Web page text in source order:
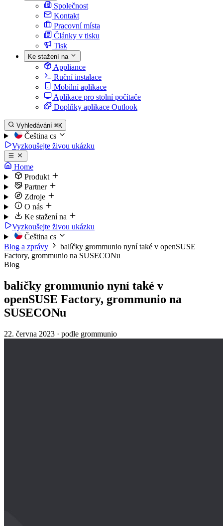
Společnost
Kontakt
Pracovní místa
Články v tisku
Tisk
Ke stažení na
Appliance
Ruční instalace
Mobilní aplikace
Aplikace pro stolní počítače
Doplňky aplikace Outlook
Vyhledávání ⌘K
Čeština cs
Vyzkoušejte živou ukázku
Home
Produkt
Partner
Zdroje
O nás
Ke stažení na
Vyzkoušejte živou ukázku
Čeština cs
Blog a zprávy
balíčky grommunio nyní také v openSUSE
Factory, grommunio na SUSECONu
Blog
balíčky grommunio nyní také v
openSUSE Factory, grommunio na
SUSECONu
22. června 2023 · podle grommunio